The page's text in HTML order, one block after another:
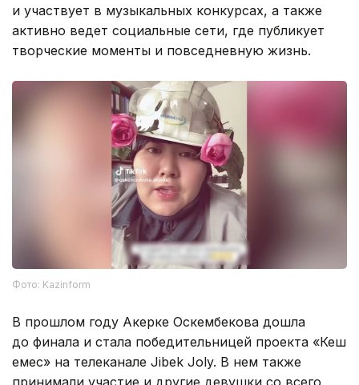
и участвует в музыкальных конкурсах, а также
активно ведет социальные сети, где публикует
творческие моменты и повседневную жизнь.
Фото: Kazinform
В прошлом году Акерке Оскембекова дошла
до финала и стала победительницей проекта «Кеш
емес» на телеканале Jibek Joly. В нем также